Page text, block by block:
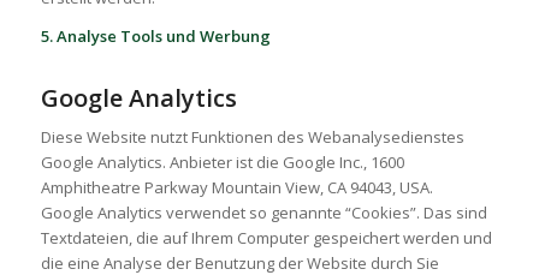
5. Analyse Tools und Werbung
Google Analytics
Diese Website nutzt Funktionen des Webanalysedienstes
Google Analytics. Anbieter ist die Google Inc., 1600
Amphitheatre Parkway Mountain View, CA 94043, USA.
Google Analytics verwendet so genannte “Cookies”. Das sind
Textdateien, die auf Ihrem Computer gespeichert werden und
die eine Analyse der Benutzung der Website durch Sie